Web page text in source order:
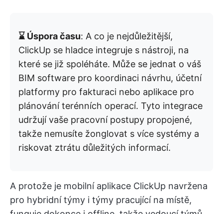
⌛ Úspora času: A co je nejdůležitější,
ClickUp se hladce integruje s nástroji, na
které se již spoléháte. Může se jednat o váš
BIM software pro koordinaci návrhu, účetní
platformy pro fakturaci nebo aplikace pro
plánování terénních operací. Tyto integrace
udržují vaše pracovní postupy propojené,
takže nemusíte žonglovat s více systémy a
riskovat ztrátu důležitých informací.
A protože je mobilní aplikace ClickUp navržena
pro hybridní týmy i týmy pracující na místě,